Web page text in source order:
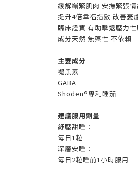
緩解繃緊肌肉 安撫緊張
提升4倍幸福指數 改善憂
臨床證實 有助擊退壓力
成分天然 無藥性 不依賴
主要成分
褪黑素
GABA
Shoden®專利睡茄
建議服用劑量
紓壓甜睡：
每日1粒
深層安睡：
每日2粒睡前1小時服用